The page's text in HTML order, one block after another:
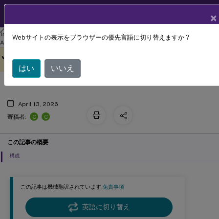
リナックス バーチャル デリバリー エージェント
Linux Virtual Delivery
Agent 2207
この記事は機械翻訳されています.免責事項
英語に切り替え
翻訳されています。
Azure を介した Linux VDA のセルフア
ップデート
April 13, 2026
寄稿者:
C C
この記事の概要
構成
×
Webサイトの表示をブラウザーの優先言語に切り替えますか ?
はい いいえ